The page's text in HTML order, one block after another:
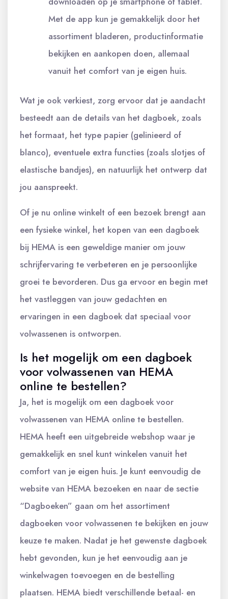
Met de app kun je gemakkelijk door het
assortiment bladeren, productinformatie
bekijken en aankopen doen, allemaal
vanuit het comfort van je eigen huis.
Wat je ook verkiest, zorg ervoor dat je aandacht
besteedt aan de details van het dagboek, zoals
het formaat, het type papier (gelinieerd of
blanco), eventuele extra functies (zoals slotjes of
elastische bandjes), en natuurlijk het ontwerp dat
jou aanspreekt.
Of je nu online winkelt of een bezoek brengt aan
een fysieke winkel, het kopen van een dagboek
bij HEMA is een geweldige manier om jouw
schrijfervaring te verbeteren en je persoonlijke
groei te bevorderen. Dus ga ervoor en begin met
het vastleggen van jouw gedachten en
ervaringen in een dagboek dat speciaal voor
volwassenen is ontworpen.
Is het mogelijk om een dagboek
voor volwassenen van HEMA
online te bestellen?
Ja, het is mogelijk om een dagboek voor
volwassenen van HEMA online te bestellen.
HEMA heeft een uitgebreide webshop waar je
gemakkelijk en snel kunt winkelen vanuit het
comfort van je eigen huis. Je kunt eenvoudig de
website van HEMA bezoeken en naar de sectie
“Dagboeken” gaan om het assortiment
dagboeken voor volwassenen te bekijken en jouw
keuze te maken. Nadat je het gewenste dagboek
hebt gevonden, kun je het eenvoudig aan je
winkelwagen toevoegen en de bestelling
plaatsen. HEMA biedt verschillende betaal- en